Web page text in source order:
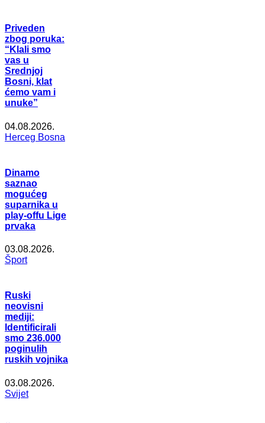
Priveden
zbog poruka:
“Klali smo
vas u
Srednjoj
Bosni, klat
ćemo vam i
unuke”
04.08.2026.
Herceg Bosna
Dinamo
saznao
mogućeg
suparnika u
play-offu Lige
prvaka
03.08.2026.
Šport
Ruski
neovisni
mediji:
Identificirali
smo 236.000
poginulih
ruskih vojnika
03.08.2026.
Svijet